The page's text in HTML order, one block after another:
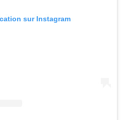
sur Instagram